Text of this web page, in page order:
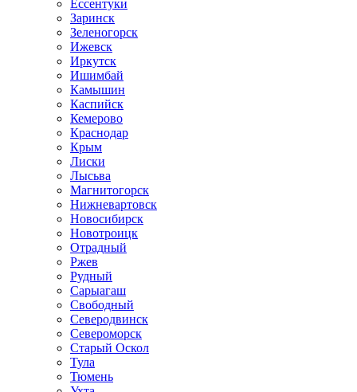
Ессентуки
Заринск
Зеленогорск
Ижевск
Иркутск
Ишимбай
Камышин
Каспийск
Кемерово
Краснодар
Крым
Лиски
Лысьва
Магнитогорск
Нижневартовск
Новосибирск
Новотроицк
Отрадный
Ржев
Рудный
Сарыагаш
Свободный
Северодвинск
Североморск
Старый Оскол
Тула
Тюмень